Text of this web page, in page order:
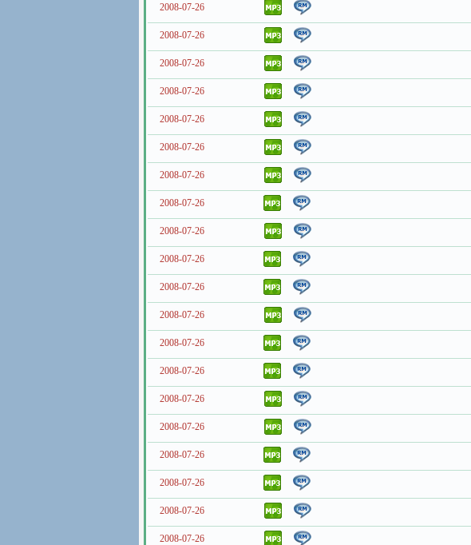
2008-07-26
2008-07-26
2008-07-26
2008-07-26
2008-07-26
2008-07-26
2008-07-26
2008-07-26
2008-07-26
2008-07-26
2008-07-26
2008-07-26
2008-07-26
2008-07-26
2008-07-26
2008-07-26
2008-07-26
2008-07-26
2008-07-26
2008-07-26